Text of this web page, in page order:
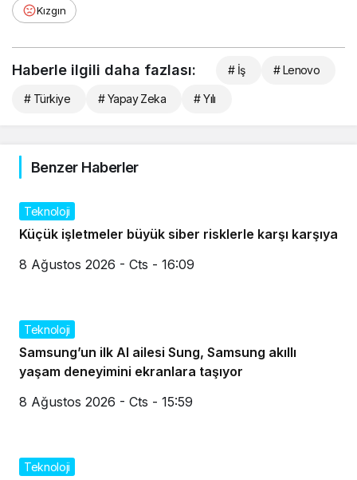
Kızgın
Haberle ilgili daha fazlası: # İş # Lenovo
# Türkiye # Yapay Zeka # Yılı
Benzer Haberler
Teknoloji
Küçük işletmeler büyük siber risklerle karşı karşıya
8 Ağustos 2026 - Cts - 16:09
Teknoloji
Samsung’un ilk AI ailesi Sung, Samsung akıllı
yaşam deneyimini ekranlara taşıyor
8 Ağustos 2026 - Cts - 15:59
Teknoloji